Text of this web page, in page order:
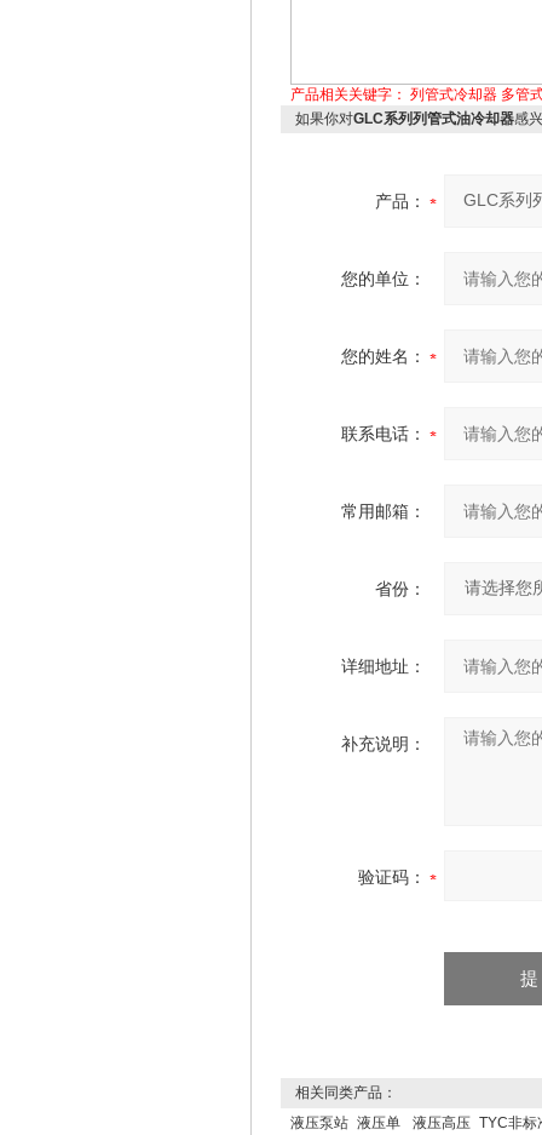
产品相关关键字： 列管式冷却器 多管
如果你对GLC系列列管式油冷却器感
产品：
您的单位：
您的姓名：
联系电话：
常用邮箱：
省份：
详细地址：
补充说明：
验证码：
相关同类产品：
液压泵站 液压单
液压高压 TYC非标